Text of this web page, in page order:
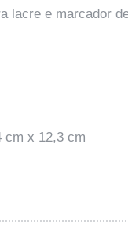
lacre e marcador
cm x 12,3 cm